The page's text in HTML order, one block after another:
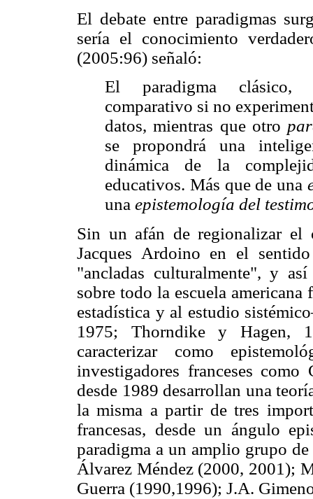
El debate entre paradigmas
sería el conocimiento
(2005:96) señaló:
El paradigma clásico,
comparativo si no
datos, mientras que otro
se propondrá una
dinámica de la
educativos. Más que de una
una epistemología del
Sin un afán de regionalizar el
Jacques Ardoino en el
"ancladas culturalmente", y
sobre todo la escuela
estadística y al estudio
1975; Thorndike y Hagen,
caracterizar como
investigadores franceses
desde 1989 desarrollan una
la misma a partir de tres
francesas, desde un ángulo
paradigma a un amplio grupo
Álvarez Méndez (2000, 2001);
Guerra (1990,1996); J.A.